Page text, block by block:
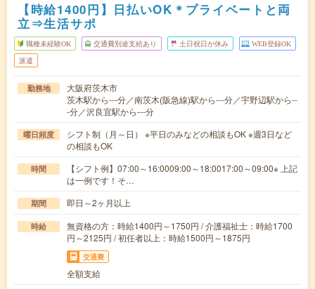
【時給1400円】日払いOK＊プライベートと両
立⇒生活サポ
職種未経験OK 交通費別途支給あり 土日祝日が休み WEB登録OK
派遣
勤務地
大阪府茨木市
茨木駅から---分／南茨木(阪急線)駅から---分／宇野辺駅から--
-分／沢良宜駅から---分
曜日頻度
シフト制（月～日） ※平日のみなどの相談もOK ※週3日など
の相談もOK
時間
【シフト例】07:00～16:0009:00～18:0017:00～09:00※ 上記
は一例です！そ…
期間 即日～2ヶ月以上
時給
無資格の方：時給1400円～1750円 / 介護福祉士：時給1700
円～2125円 / 初任者以上：時給1500円～1875円
交通費
全額支給